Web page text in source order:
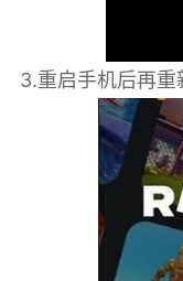
3.重启手机后再